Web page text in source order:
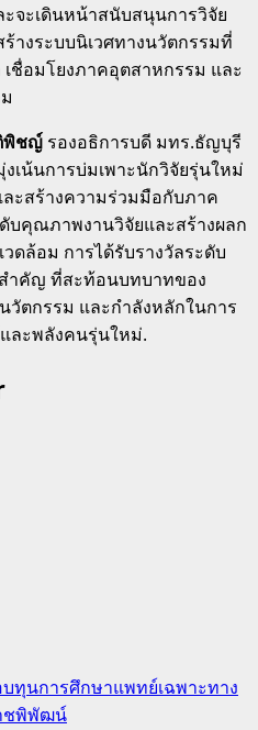
จะเดินหน้าสนับสนุนการวิจัย
างระบบนิเวศทางนวัตกรรมที่
ชื่อมโยงภาคอุตสาหกรรม และ
พิชญ์ รองอธิการบดี มทร.ธัญบุรี
เน้นการบ่มเพาะนักวิจัยรุ่นใหม่
ะสร้างความร่วมมือกับภาค
บคุณภาพงานวิจัยและสร้างผลก
ดล้อม การได้รับรางวัลระดับ
ำคัญ ที่สะท้อนบทบาทของ
ตกรรม และกำลังหลักในการ
ละพลังคนรุ่นใหม่.
ทุนการศึกษาแพทย์เฉพาะทาง
ชพิพัฒน์